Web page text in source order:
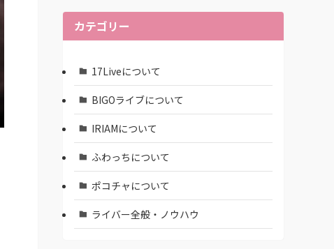
カテゴリー
17Liveについて
BIGOライブについて
IRIAMについて
ふわっちについて
ポコチャについて
ライバー全般・ノウハウ